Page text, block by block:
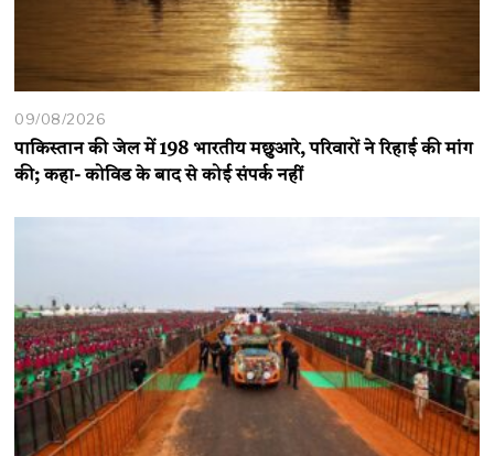
09/08/2026
पाकिस्तान की जेल में 198 भारतीय मछुआरे, परिवारों ने रिहाई की मांग
की; कहा- कोविड के बाद से कोई संपर्क नहीं